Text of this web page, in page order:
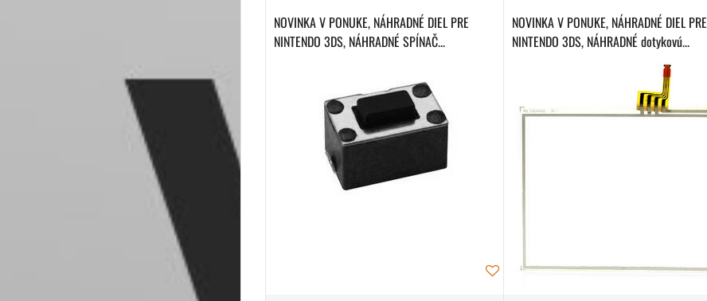
NOVINKA V PONUKE, NÁHRADNÉ DIEL PRE
NINTENDO 3DS, NÁHRADNÉ SPÍNAČ...
NOVINKA V PONUKE, NÁHRADNÉ DIEL PRE
NINTENDO 3DS, NÁHRADNÉ dotykovú...